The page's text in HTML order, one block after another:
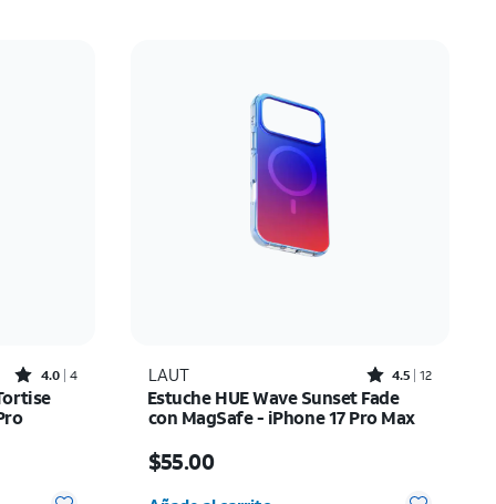
Rated4out of 5 stars with4reviews
4.0 4 LAUT Rated4.5out of 5 stars with12reviews
4.5 12
Estuche HUE Wave Sunset Fade
con MagSafe - iPhone 17 Pro Max
$55.00
Cantidad seleccionada: 0